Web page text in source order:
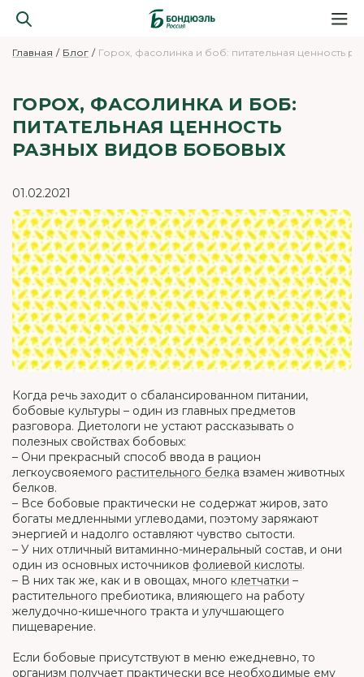
Главная Блог Горох, фасолинка и боб: питательная ценность
ГОРОХ, ФАСОЛИНКА И БОБ:
ПИТАТЕЛЬНАЯ ЦЕННОСТЬ
РАЗНЫХ ВИДОВ БОБОВЫХ
01.02.2021
Когда речь заходит о сбалансированном питании,
бобовые культуры – один из главных предметов
разговора. Диетологи не устают рассказывать о
полезных свойствах бобовых:
– Они прекрасный способ ввода в рацион
легкоусвояемого растительного белка взамен животных
белков.
– Все бобовые практически не содержат жиров, зато
богаты медленными углеводами, поэтому заряжают
энергией и надолго оставляют чувство сытости.
– У них отличный витаминно-минеральный состав, и они
один из основных источников фолиевой кислоты.
– В них так же, как и в овощах, много клетчатки –
растительного пребиотика, влияющего на работу
желудочно-кишечного тракта и улучшающего
пищеварение.
Если бобовые присутствуют в меню ежедневно, то
организм получает практически все необходимые ему